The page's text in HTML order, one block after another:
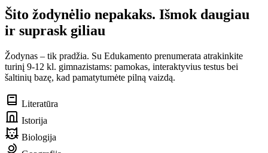
Šito žodynėlio nepakaks. Išmok daugiau
ir suprask giliau
Žodynas – tik pradžia. Su Edukamento prenumerata atrakinkite
turinį 9-12 kl. gimnazistams: pamokas, interaktyvius testus bei
šaltinių bazę, kad pamatytumėte pilną vaizdą.
Literatūra
Istorija
Biologija